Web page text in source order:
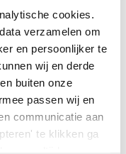
cookies.
verzamelen om
en persoonlijker te
wij en derde
buiten onze
passen wij en
communicatie aan
te klikken ga
Laat je inspireren door
kleurcategorieën,
loop.
nog en vind je
buitengewoons met
kleinereLittle
je,helemaal gratis!